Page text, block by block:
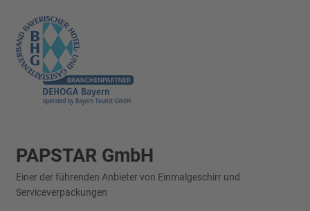
PAPSTAR GmbH
Einer der führenden Anbieter von Einmalgeschirr und
Serviceverpackungen